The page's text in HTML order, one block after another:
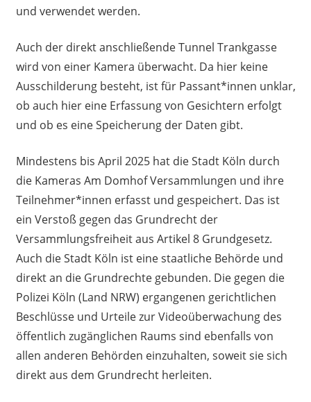
und verwendet werden.
Auch der direkt anschließende Tunnel Trankgasse
wird von einer Kamera überwacht. Da hier keine
Ausschilderung besteht, ist für Passant*innen unklar,
ob auch hier eine Erfassung von Gesichtern erfolgt
und ob es eine Speicherung der Daten gibt.
Mindestens bis April 2025 hat die Stadt Köln durch
die Kameras Am Domhof Versammlungen und ihre
Teilnehmer*innen erfasst und gespeichert. Das ist
ein Verstoß gegen das Grundrecht der
Versammlungsfreiheit aus Artikel 8 Grundgesetz.
Auch die Stadt Köln ist eine staatliche Behörde und
direkt an die Grundrechte gebunden. Die gegen die
Polizei Köln (Land NRW) ergangenen gerichtlichen
Beschlüsse und Urteile zur Videoüberwachung des
öffentlich zugänglichen Raums sind ebenfalls von
allen anderen Behörden einzuhalten, soweit sie sich
direkt aus dem Grundrecht herleiten.